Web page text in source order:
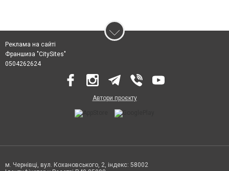
Реклама на сайті
Франшиза "CitySites"
0504262624
Автори проєкту
м. Чернівці, вул. Кохановського, 2, індекс: 58002